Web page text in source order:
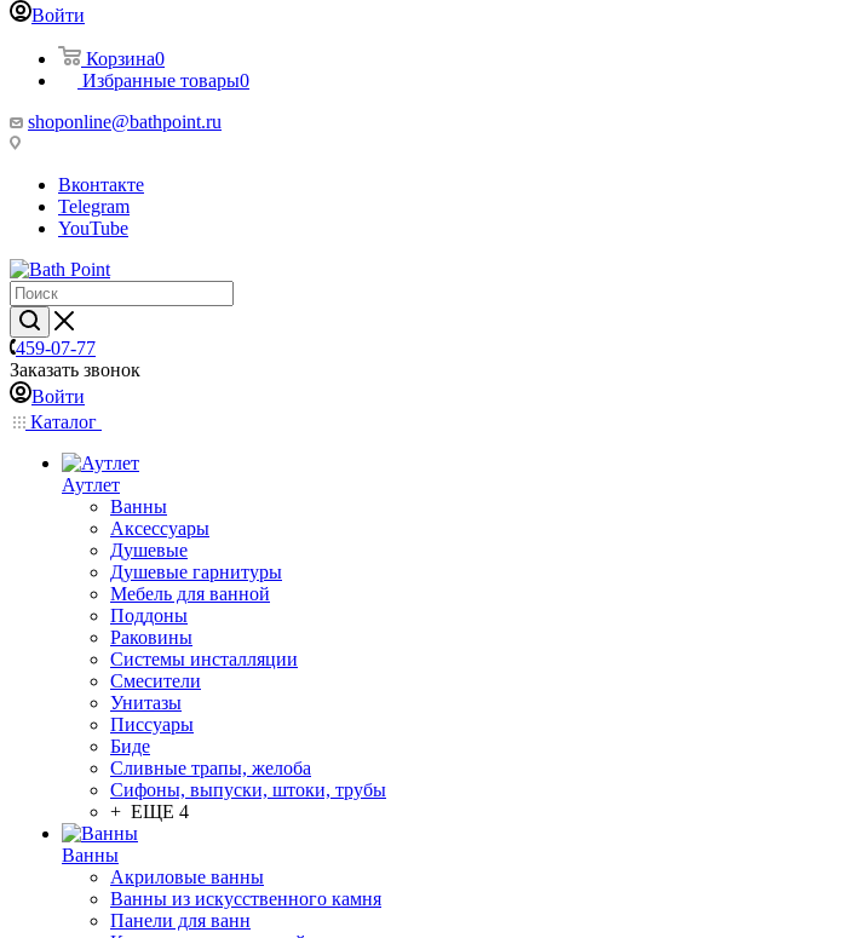
Войти
Корзина0
Избранные товары0
shoponline@bathpoint.ru
Вконтакте
Telegram
YouTube
459-07-77
Заказать звонок
Войти
Каталог
Аутлет
Ванны
Аксессуары
Душевые
Душевые гарнитуры
Мебель для ванной
Поддоны
Раковины
Системы инсталляции
Смесители
Унитазы
Писсуары
Биде
Сливные трапы, желоба
Сифоны, выпуски, штоки, трубы
+ ЕЩЕ 4
Ванны
Акриловые ванны
Ванны из искусственного камня
Панели для ванн